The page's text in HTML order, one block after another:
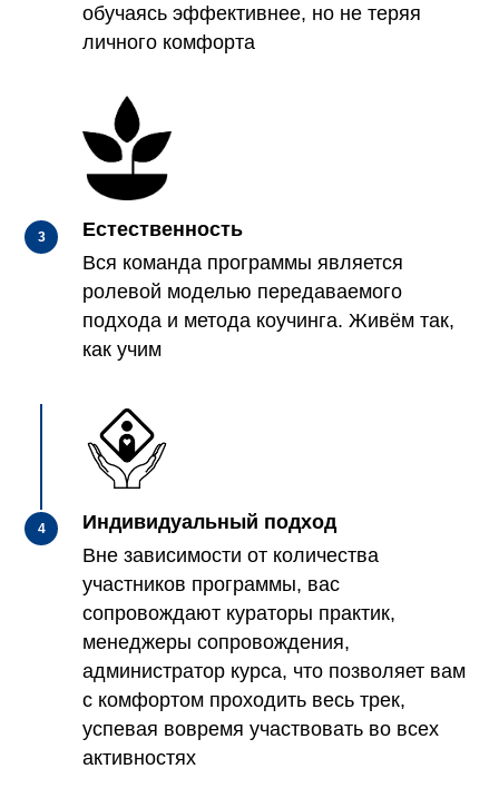
обучаясь эффективнее, но не теряя
личного комфорта
Естественность
Вся команда программы является
ролевой моделью передаваемого
подхода и метода коучинга. Живём так,
как учим
Индивидуальный подход
Вне зависимости от количества
участников программы, вас
сопровождают кураторы практик,
менеджеры сопровождения,
администратор курса, что позволяет вам
с комфортом проходить весь трек,
успевая вовремя участвовать во всех
активностях